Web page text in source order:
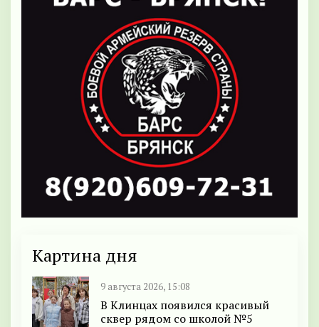
Картина дня
9 августа 2026, 15:08
В Клинцах появился красивый
сквер рядом со школой №5